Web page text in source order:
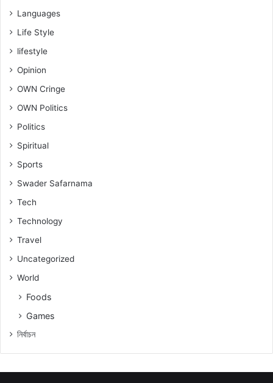
Languages
Life Style
lifestyle
Opinion
OWN Cringe
OWN Politics
Politics
Spiritual
Sports
Swader Safarnama
Tech
Technology
Travel
Uncategorized
World
Foods
Games
নিৰ্বাচন